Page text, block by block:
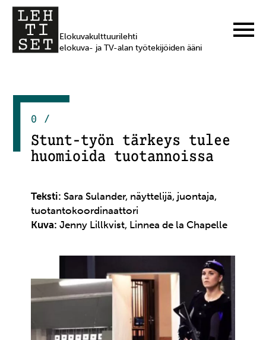
Elokuvakulttuurilehti
elokuva- ja TV-alan työtekijöiden ääni
0 /
Stunt-työn tärkeys tulee
huomioida tuotannoissa
Teksti: Sara Sulander, näyttelijä, juontaja,
tuotantokoordinaattori
Kuva:Jenny Lillkvist, Linnea de la Chapelle